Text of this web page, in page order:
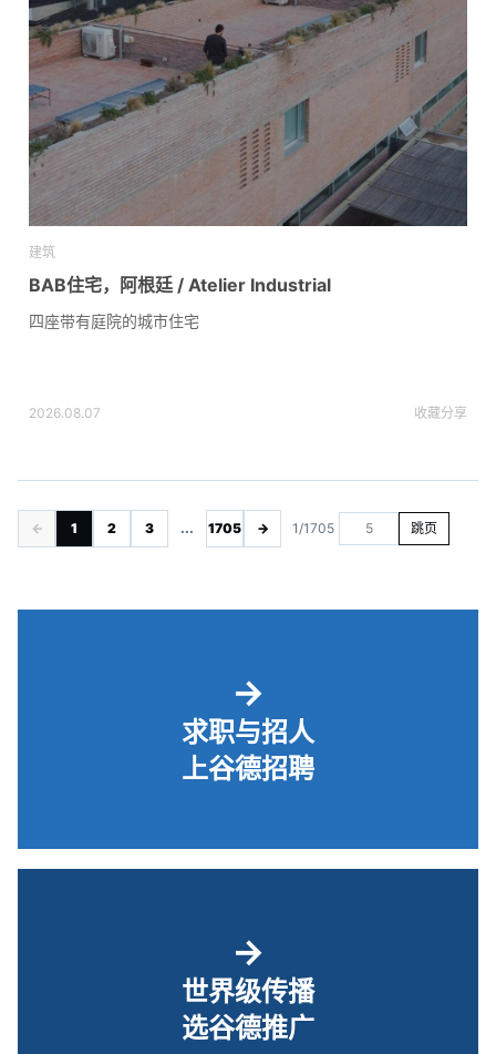
建筑
BAB住宅，阿根廷 / Atelier Industrial
四座带有庭院的城市住宅
2026.08.07 收藏分享
← 1 2 3 ... 1705 → 1/1705 跳页
→
求职与招人
上谷德招聘
→
世界级传播
选谷德推广